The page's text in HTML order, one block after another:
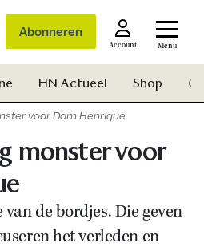
Abonneren
Account Menu
HN Actueel Shop
voor Dom Henrique
monster voor
de bordjes. Die geven
het verleden en